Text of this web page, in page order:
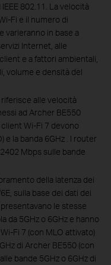
802.11. La velocità
Fi e il numero di
varieranno in base a
Internet, alle
e a fattori ambientali,
volume e densità del
alle velocità
ad Archer BE550
Wi-Fi 7 devono
la banda 6GHz . I router
Mbps sulle bande
della latenza dei
sulla base dei dati dei
le stesse
da 5GHz o 6GHz e hanno
Fi 7 (con MLO attivato)
di Archer BE550 (con
bande 5GHz o 6GHz di